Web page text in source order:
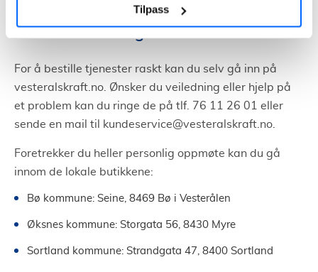
Tilpass
Kundeservice og kontakt
For å bestille tjenester raskt kan du selv gå inn på
vesteralskraft.no. Ønsker du veiledning eller hjelp på
et problem kan du ringe de på tlf. 76 11 26 01 eller
sende en mail til
kundeservice@vesteralskraft.no
Foretrekker du heller personlig oppmøte kan du gå
innom de lokale butikkene:
Bø kommune: Seine, 8469 Bø i Vesterålen
Øksnes kommune: Storgata 56, 8430 Myre
Sortland kommune: Strandgata 47, 8400 Sortland